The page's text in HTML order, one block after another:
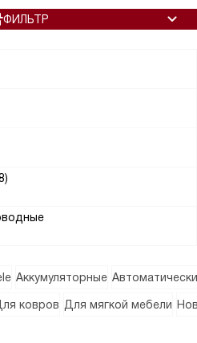
ФИЛЬТР
Аккумуляторные
ковров Для мягкой мебели